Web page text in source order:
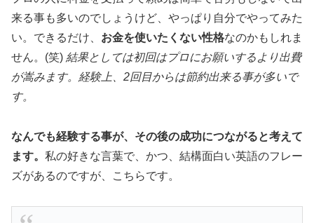
来る事も多いのでしょうけど、やっぱり自分でやってみた
い。できるだけ、 お金を使いたくない性格なのかもしれま
せん。(笑) 結果としては初回はプロにお願いするより出費
が嵩みます。経験上、2回目からは節約出来る事が多いで
す。
なんでも経験する事が、その後の成功につながると考えて
ます。 私の好きな言葉で、かつ、結構面白い英語のフレー
ズがあるのですが、こちらです。